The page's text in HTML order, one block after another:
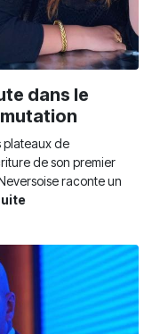
dans le
plateaux de
de son premier
raconte un